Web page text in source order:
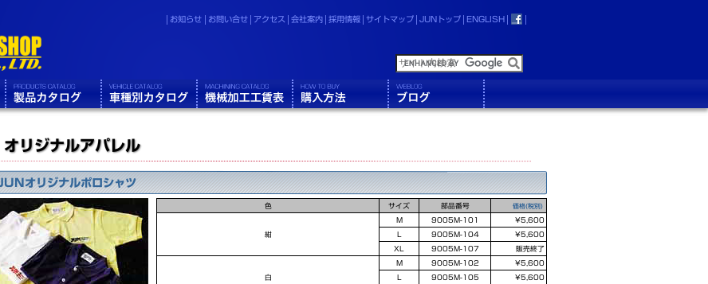
お知らせ お問い合せ アクセス 会社案内 採用情報 サイトマップ JUNトップ ENGLISH
オリジナルアパレル
オリジナルポロシャツ
色 サイズ 部品番号 価格(税別)
紺
M 9005M-101
¥5,600
9005M-104
¥5,600
XL
9005M-107 販売終了
白
M 9005M-102
¥5,600
9005M-105
¥5,600